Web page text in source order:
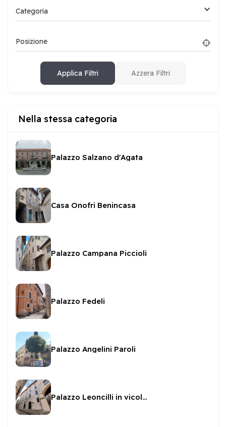
Categoria
Posizione
Applica Filtri Azzera Filtri
Nella stessa categoria
Palazzo Salzano d'Agata
Casa Onofri Benincasa
Palazzo Campana Piccioli
Palazzo Fedeli
Palazzo Angelini Paroli
Palazzo Leoncilli in vicolo Pianciani